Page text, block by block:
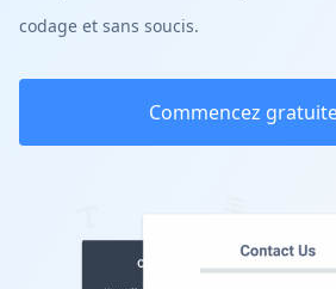
codage et sans soucis.
Commencez